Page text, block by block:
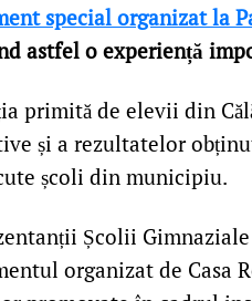
special organizat la
astfel o experiență
primită de elevii din
și a rezultatelor
școli din municipiu.
Școlii
organizat de Casa